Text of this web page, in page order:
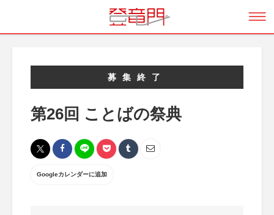
募集終了
第26回 ことばの祭典
Googleカレンダーに追加